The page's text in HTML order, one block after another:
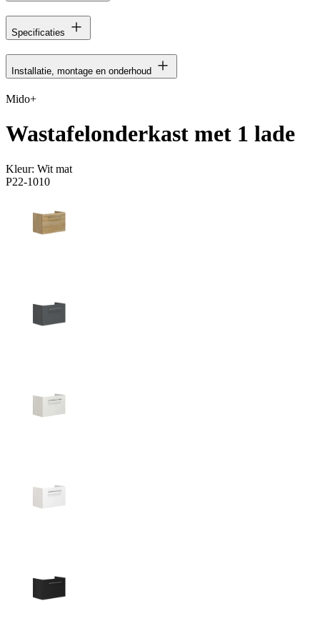
Specificaties
Installatie, montage en onderhoud
Mido+
Wastafelonderkast met 1 lade
Kleur: Wit mat
P22-1010